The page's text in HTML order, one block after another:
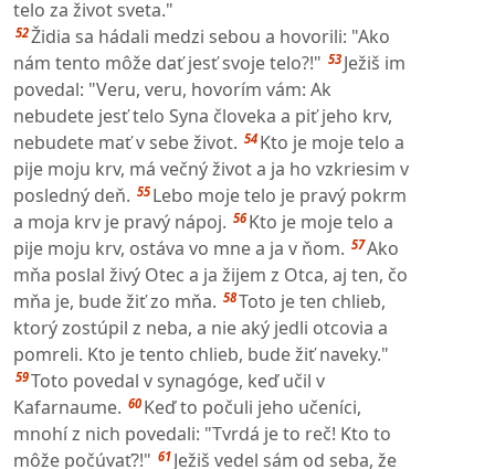
telo za život sveta."
52Židia sa hádali medzi sebou a hovorili: "Ako
nám tento môže dať jesť svoje telo?!" 53 Ježiš im
povedal: "Veru, veru, hovorím vám: Ak
nebudete jesť telo Syna človeka a piť jeho krv,
nebudete mať v sebe život. 54 Kto je moje telo a
pije moju krv, má večný život a ja ho vzkriesim v
posledný deň. 55 Lebo moje telo je pravý pokrm
a moja krv je pravý nápoj. 56 Kto je moje telo a
pije moju krv, ostáva vo mne a ja v ňom. 57Ako
mňa poslal živý Otec a ja žijem z Otca, aj ten, čo
mňa je, bude žiť zo mňa. 58Toto je ten chlieb,
ktorý zostúpil z neba, a nie aký jedli otcovia a
pomreli. Kto je tento chlieb, bude žiť naveky."
59Toto povedal v synagóge, keď učil v
Kafarnaume. 60 Keď to počuli jeho učeníci,
mnohí z nich povedali: "Tvrdá je to reč! Kto to
môže počúvať?!" 61 Ježiš vedel sám od seba, že